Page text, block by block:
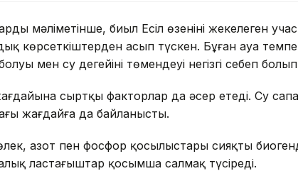
мәліметінше, биыл Есіл өзенінің жекелеген
көрсеткіштерден асып түскен. Бұған ауа
мен су деңгейінің төмендеуі негізгі себеп
сыртқы факторлар да әсер етеді. Су
жағдайға да байланысты.
азот пен фосфор қосылыстары сияқты
ластағыштар қосымша салмақ түсіреді.